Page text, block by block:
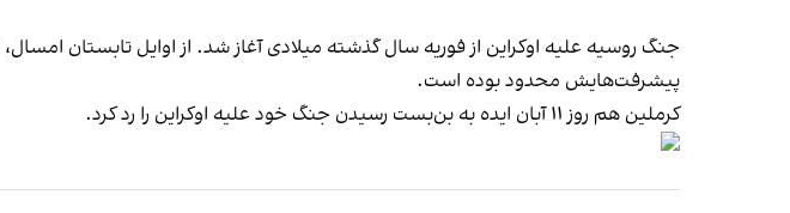
جنگ روسیه علیه اوکراین از فوریه سال گذشته میلادی آغاز شد. از اوایل تابستان
پیشرفت‌هایش محدود بوده است.
کرملین هم روز ۱۱ آبان ایده به بن‌بست رسیدن جنگ خود علیه اوکراین را رد کرد.